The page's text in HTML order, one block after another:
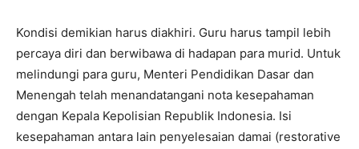
Kondisi demikian harus diakhiri. Guru harus tampil lebih
percaya diri dan berwibawa di hadapan para murid. Untuk
melindungi para guru, Menteri Pendidikan Dasar dan
Menengah telah menandatangani nota kesepahaman
dengan Kepala Kepolisian Republik Indonesia. Isi
kesepahaman antara lain penyelesaian damai (restorative